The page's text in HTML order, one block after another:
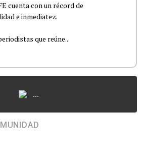
cuenta con un récord de
e inmediatez.
que reúne...
...